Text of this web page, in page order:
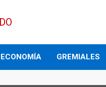
ECONOMÍA GREMIALES